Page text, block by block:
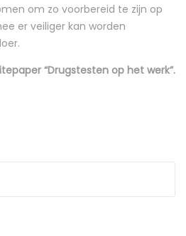
om zo voorbereid te zijn op
er veiliger kan worden
“Drugstesten op het werk”.